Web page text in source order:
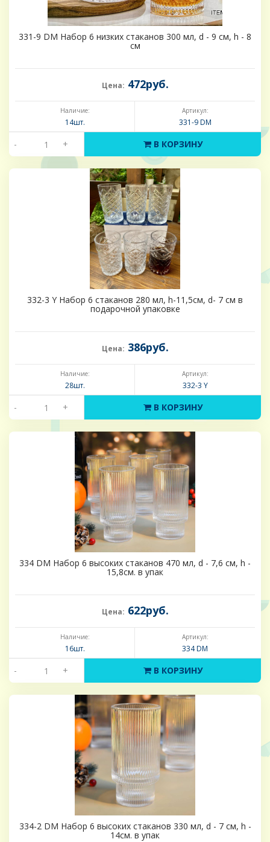
331-9 DM Набор 6 низких стаканов 300 мл, d - 9 см, h - 8
см
Цена: 472руб.
Наличие:
14шт.
Артикул:
331-9 DM
- + В КОРЗИНУ
332-3 Y Набор 6 стаканов 280 мл, h-11,5см, d- 7 см в
подарочной упаковке
Цена: 386руб.
Наличие:
28шт.
Артикул:
332-3 Y
- + В КОРЗИНУ
334 DM Набор 6 высоких стаканов 470 мл, d - 7,6 см, h -
15,8см. в упак
Цена: 622руб.
Наличие:
16шт.
Артикул:
334 DM
- + В КОРЗИНУ
334-2 DM Набор 6 высоких стаканов 330 мл, d - 7 см, h -
14см. в упак